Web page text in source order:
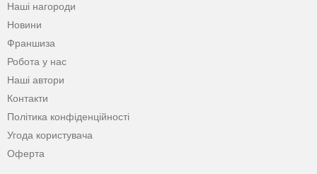
Наші нагороди
Новини
Франшиза
Робота у нас
Наші автори
Контакти
Політика конфіденційності
Угода користувача
Оферта